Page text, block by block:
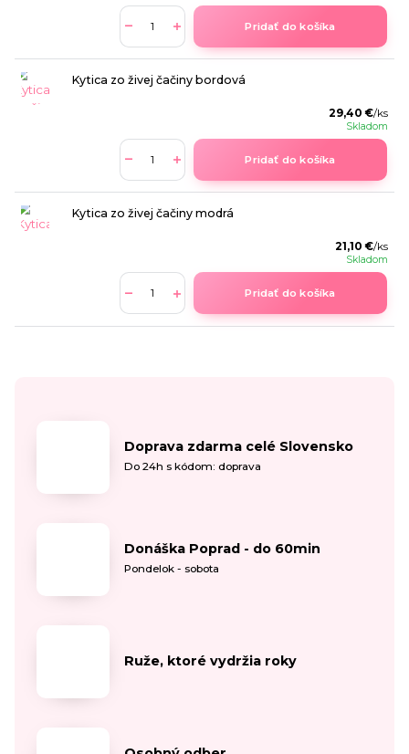
Pridať do košíka
Kytica zo živej čačiny bordová
29,40 €/ks
Skladom
Pridať do košíka
Kytica zo živej čačiny modrá
21,10 €/ks
Skladom
Pridať do košíka
Doprava zdarma celé Slovensko
Do 24h s kódom: doprava
Donáška Poprad - do 60min
Pondelok - sobota
Ruže, ktoré vydržia roky